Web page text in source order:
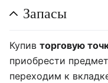
Запасы
Купив торговую
приобрести
переходим к